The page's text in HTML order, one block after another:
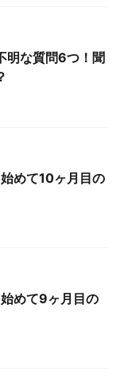
明な質問6つ！聞
めて10ヶ月目の
めて9ヶ月目の